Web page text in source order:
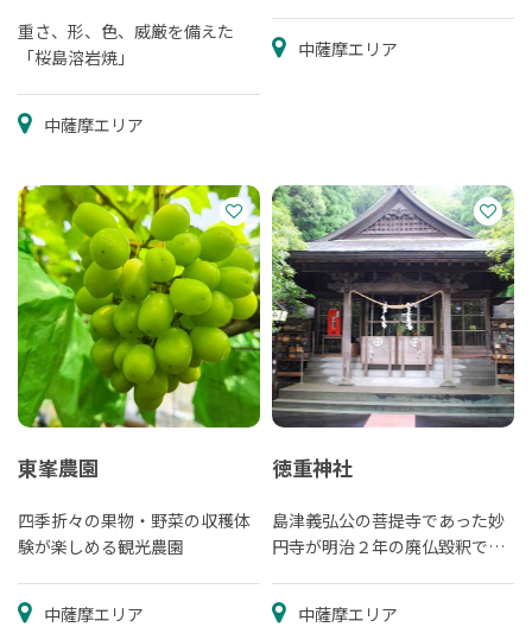
重さ、形、色、威厳を備えた
「桜島溶岩焼」
中薩摩エリア
中薩摩エリア
東峯農園
四季折々の果物・野菜の収穫体
験が楽しめる観光農園
中薩摩エリア
徳重神社
島津義弘公の菩提寺であった妙
円寺が明治２年の廃仏毀釈で廃
徳重神社となりま...
中薩摩エリア